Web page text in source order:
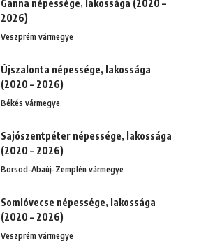
Ganna népessége, lakossága (2020 –
2026)
Veszprém vármegye
Újszalonta népessége, lakossága
(2020 – 2026)
Békés vármegye
Sajószentpéter népessége, lakossága
(2020 – 2026)
Borsod-Abaúj-Zemplén vármegye
Somlóvecse népessége, lakossága
(2020 – 2026)
Veszprém vármegye